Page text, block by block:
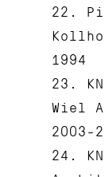
22.
1994
23.
Wiel
2003-
24.